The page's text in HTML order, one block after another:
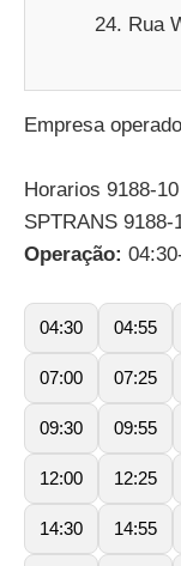
Rua
Empresa
Horarios 9188-
SPTRANS 9188-
Operação:
04:30 04:55
07:00 07:25
09:30 09:55
12:00 12:25
14:30 14:55